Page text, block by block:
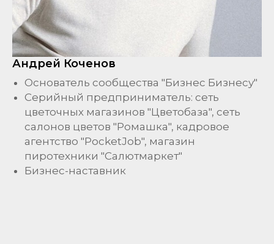
Андрей Коченов
Основатель сообщества "Бизнес Бизнесу"
Серийный предприниматель: сеть
цветочных магазинов "Цветобаза", сеть
салонов цветов "Ромашка", кадровое
агентство "PocketJob", магазин
пиротехники "Салютмаркет"
Бизнес-наставник